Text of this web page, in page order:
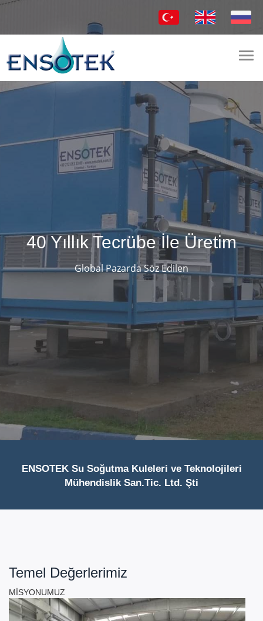
40 Yıllık Tecrübe İle Üretim
Global Pazarda Söz Edilen
ENSOTEK Su Soğutma Kuleleri ve Teknolojileri
Mühendislik San.Tic. Ltd. Şti
Temel Değerlerimiz
MİSYONUMUZ